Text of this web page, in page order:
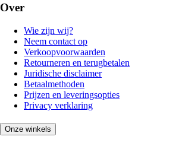
Over
Wie zijn wij?
Neem contact op
Verkoopvoorwaarden
Retourneren en terugbetalen
Juridische disclaimer
Betaalmethoden
Prijzen en leveringsopties
Privacy verklaring
Onze winkels